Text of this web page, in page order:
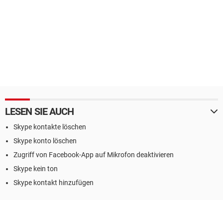
LESEN SIE AUCH
Skype kontakte löschen
Skype konto löschen
Zugriff von Facebook-App auf Mikrofon deaktivieren
Skype kein ton
Skype kontakt hinzufügen